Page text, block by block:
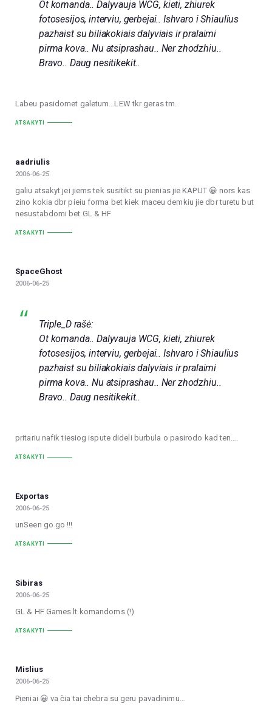
Ot komanda.. Dalyvauja WCG, kieti, zhiurek
fotosesijos, interviu, gerbejai.. Ishvaro i Shiaulius
pazhaist su biliakokiais dalyviais ir pralaimi
pirma kova.. Nu atsiprashau.. Ner zhodzhiu..
Bravo.. Daug nesitikekit..
Labeu pasidomet galetum…LEW tkr geras tm.
ATSAKYTI
aadriulis
2006-06-25
galiu atsakyt jei jiems tek susitikt su pienias jie KAPUT 😀 nors kas
zino kokia dbr pieiu forma bet kiek maceu demkiu jie dbr turetu but
nesustabdomi bet GL & HF
ATSAKYTI
SpaceGhost
2006-06-25
Triple_D rašė:
Ot komanda.. Dalyvauja WCG, kieti, zhiurek
fotosesijos, interviu, gerbejai.. Ishvaro i Shiaulius
pazhaist su biliakokiais dalyviais ir pralaimi
pirma kova.. Nu atsiprashau.. Ner zhodzhiu..
Bravo.. Daug nesitikekit..
pritariu nafik tiesiog ispute dideli burbula o pasirodo kad ten….
ATSAKYTI
Exportas
2006-06-25
unSeen go go !!!
ATSAKYTI
Sibiras
2006-06-25
GL & HF Games.lt komandoms (!)
ATSAKYTI
Mislius
2006-06-25
Pieniai 😀 va čia tai chebra su geru pavadinimu…